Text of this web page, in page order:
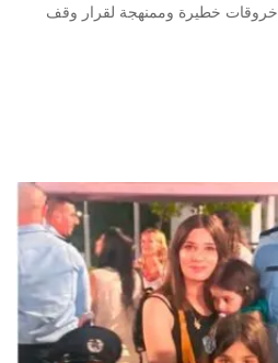
خروقات خطيرة وممنهجة لقرار وقف